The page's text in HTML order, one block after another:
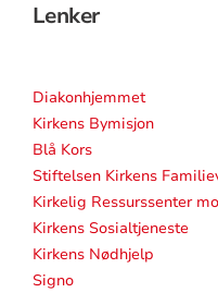
Lenker
Diakonhjemmet
Kirkens Bymisjon
Blå Kors
Stiftelsen Kirkens
Kirkelig Ressurssenter
Kirkens Sosialtjeneste
Kirkens Nødhjelp
Signo